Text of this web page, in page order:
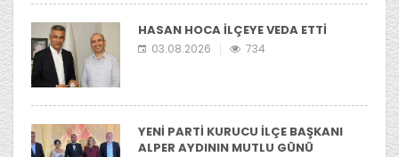
HASAN HOCA İLÇEYE VEDA ETTİ
03.08.2026 734
YENİ PARTİ KURUCU İLÇE BAŞKANI
ALPER AYDININ MUTLU GÜNÜ